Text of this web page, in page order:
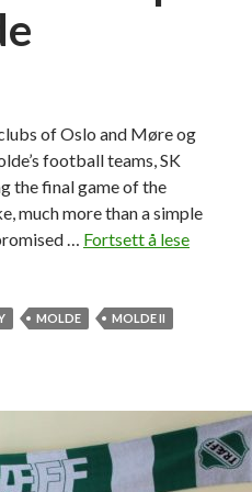
of Oslo and Møre og
football teams, SK
the final game of the
much more than a simple
… Fortsett å lese
c
a
m
MOLDE
MOLDE II